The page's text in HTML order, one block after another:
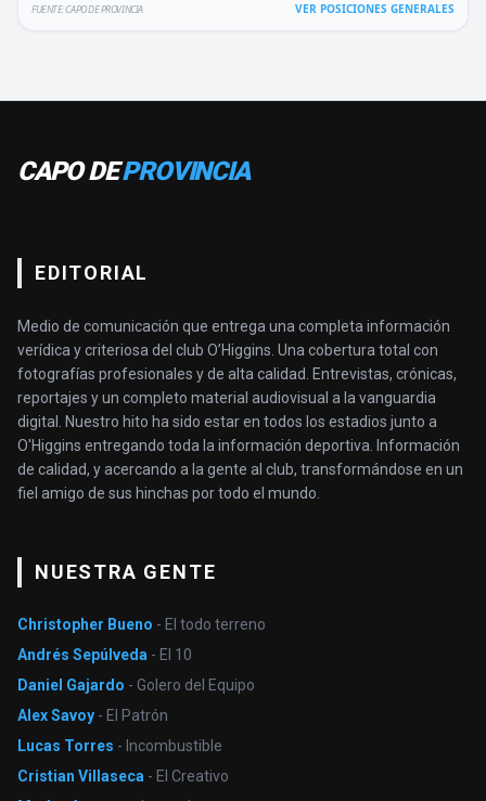
FUENTE: CAPO DE PROVINCIA VER POSICIONES GENERALES
CAPO DEPROVINCIA
EDITORIAL
Medio de comunicación que entrega una completa información
verídica y criteriosa del club O’Higgins. Una cobertura total con
fotografías profesionales y de alta calidad. Entrevistas, crónicas,
reportajes y un completo material audiovisual a la vanguardia
digital. Nuestro hito ha sido estar en todos los estadios junto a
O'Higgins entregando toda la información deportiva. Información
de calidad, y acercando a la gente al club, transformándose en un
fiel amigo de sus hinchas por todo el mundo.
NUESTRA GENTE
Christopher Bueno - El todo terreno
Andrés Sepúlveda - El 10
Daniel Gajardo - Golero del Equipo
Alex Savoy - El Patrón
Lucas Torres - Incombustible
Cristian Villaseca - El Creativo